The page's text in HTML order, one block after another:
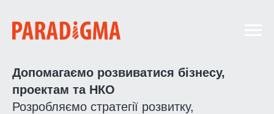
Допомагаємо розвиватися бізнесу,
проектам та НКО
Розробляємо стратегії розвитку,